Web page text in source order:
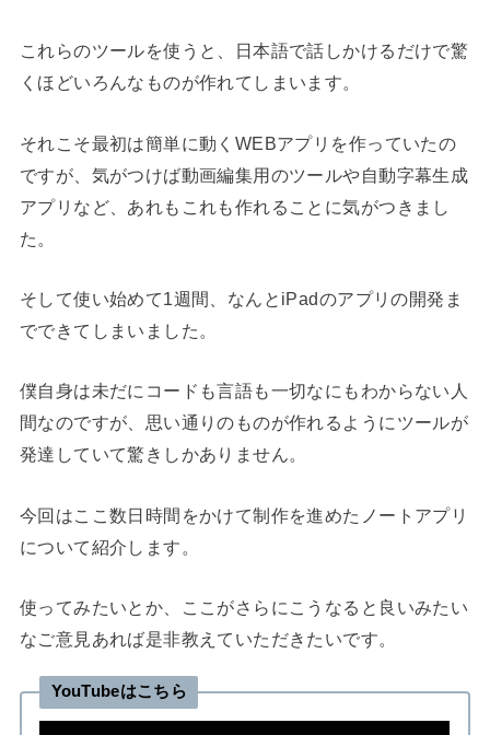
これらのツールを使うと、日本語で話しかけるだけで驚
くほどいろんなものが作れてしまいます。
それこそ最初は簡単に動くWEBアプリを作っていたの
ですが、気がつけば動画編集用のツールや自動字幕生成
アプリなど、あれもこれも作れることに気がつきまし
た。
そして使い始めて1週間、なんとiPadのアプリの開発ま
でできてしまいました。
僕自身は未だにコードも言語も一切なにもわからない人
間なのですが、思い通りのものが作れるようにツールが
発達していて驚きしかありません。
今回はここ数日時間をかけて制作を進めたノートアプリ
について紹介します。
使ってみたいとか、ここがさらにこうなると良いみたい
なご意見あれば是非教えていただきたいです。
YouTubeはこちら